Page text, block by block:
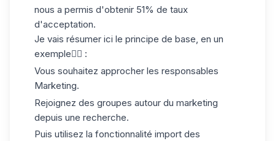
nous a permis d'obtenir 51% de taux
d'acceptation.
Je vais résumer ici le principe de base, en un
exemple👇🏼 :
Vous souhaitez approcher les responsables
Marketing.
Rejoignez des groupes autour du marketing
depuis une recherche.
Puis utilisez la fonctionnalité import des